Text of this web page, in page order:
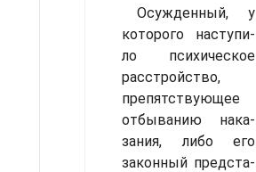
Осужденный, у
которого наступи­
ло психическое
расстройство,
препятствующее
отбыванию нака­
зания, либо его
законный предста­